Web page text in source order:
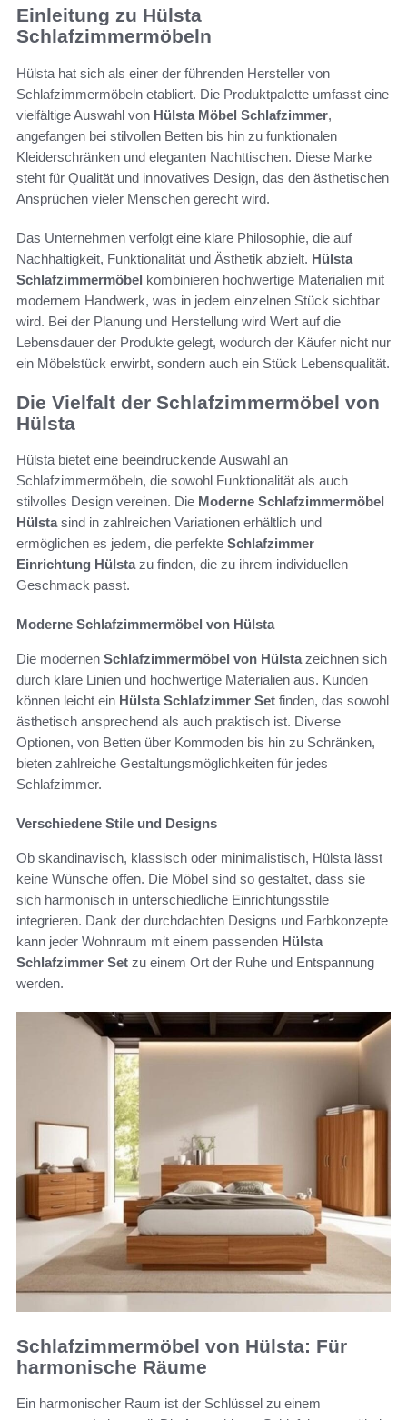
Einleitung zu Hülsta
Schlafzimmermöbeln
Hülsta hat sich als einer der führenden Hersteller von
Schlafzimmermöbeln etabliert. Die Produktpalette umfasst eine
vielfältige Auswahl von Hülsta Möbel Schlafzimmer,
angefangen bei stilvollen Betten bis hin zu funktionalen
Kleiderschränken und eleganten Nachttischen. Diese Marke
steht für Qualität und innovatives Design, das den ästhetischen
Ansprüchen vieler Menschen gerecht wird.
Das Unternehmen verfolgt eine klare Philosophie, die auf
Nachhaltigkeit, Funktionalität und Ästhetik abzielt. Hülsta
Schlafzimmermöbel kombinieren hochwertige Materialien mit
modernem Handwerk, was in jedem einzelnen Stück sichtbar
wird. Bei der Planung und Herstellung wird Wert auf die
Lebensdauer der Produkte gelegt, wodurch der Käufer nicht nur
ein Möbelstück erwirbt, sondern auch ein Stück Lebensqualität.
Die Vielfalt der Schlafzimmermöbel von
Hülsta
Hülsta bietet eine beeindruckende Auswahl an
Schlafzimmermöbeln, die sowohl Funktionalität als auch
stilvolles Design vereinen. Die Moderne Schlafzimmermöbel
Hülstasind in zahlreichen Variationen erhältlich und
ermöglichen es jedem, die perfekte Schlafzimmer
Einrichtung Hülstazu finden, die zu ihrem individuellen
Geschmack passt.
Moderne Schlafzimmermöbel von Hülsta
Die modernen Schlafzimmermöbel von Hülstazeichnen sich
durch klare Linien und hochwertige Materialien aus. Kunden
können leicht ein Hülsta Schlafzimmer Set finden, das sowohl
ästhetisch ansprechend als auch praktisch ist. Diverse
Optionen, von Betten über Kommoden bis hin zu Schränken,
bieten zahlreiche Gestaltungsmöglichkeiten für jedes
Schlafzimmer.
Verschiedene Stile und Designs
Ob skandinavisch, klassisch oder minimalistisch, Hülsta lässt
keine Wünsche offen. Die Möbel sind so gestaltet, dass sie
sich harmonisch in unterschiedliche Einrichtungsstile
integrieren. Dank der durchdachten Designs und Farbkonzepte
kann jeder Wohnraum mit einem passenden Hülsta
Schlafzimmer Set zu einem Ort der Ruhe und Entspannung
werden.
Schlafzimmermöbel von Hülsta: Für
harmonische Räume
Ein harmonischer Raum ist der Schlüssel zu einem